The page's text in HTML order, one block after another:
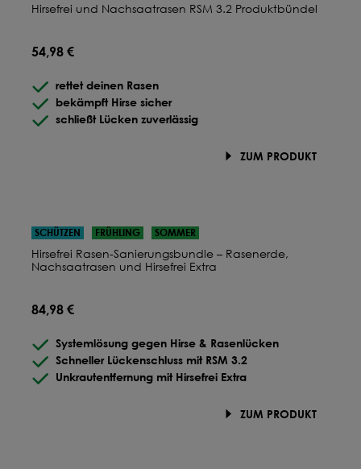
Hirsefrei und Nachsaatrasen RSM 3.2 Produktbündel
54,98 €
rettet deinen Rasen
bekämpft Hirse sicher
schließt Lücken zuverlässig
ZUM PRODUKT
SCHÜTZEN FRÜHLING SOMMER
Hirsefrei Rasen-Sanierungsbundle – Rasenerde,
Nachsaatrasen und Hirsefrei Extra
84,98 €
Systemlösung gegen Hirse & Rasenlücken
Schneller Lückenschluss mit RSM 3.2
Unkrautentfernung mit Hirsefrei Extra
ZUM PRODUKT